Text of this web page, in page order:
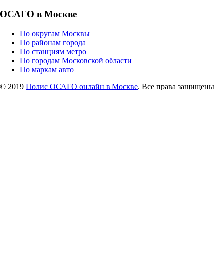
ОСАГО в Москве
По округам Москвы
По районам города
По станциям метро
По городам Московской области
По маркам авто
© 2019 Полис ОСАГО онлайн в Москве. Все права защищены